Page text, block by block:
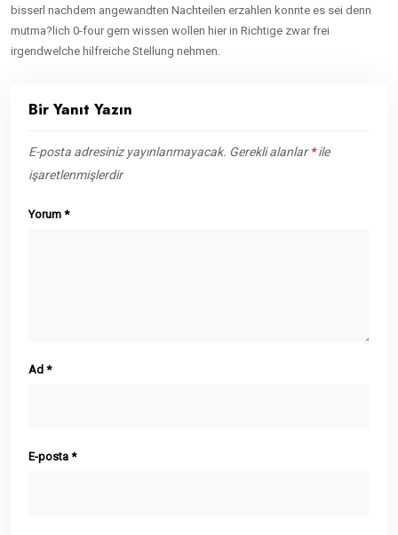
bisserl nachdem angewandten Nachteilen erzahlen konnte es sei denn
mutma?lich 0-four gern wissen wollen hier in Richtige zwar frei
irgendwelche hilfreiche Stellung nehmen.
Bir Yanıt Yazın
E-posta adresiniz yayınlanmayacak. Gerekli alanlar*ile
işaretlenmişlerdir
Yorum *
Ad *
E-posta *